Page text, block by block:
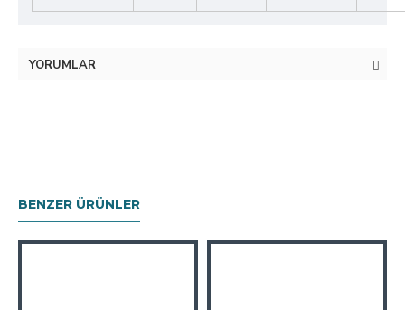
YORUMLAR
BENZER ÜRÜNLER